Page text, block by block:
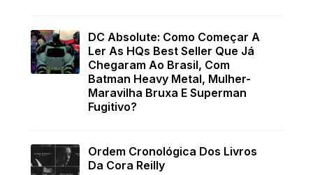
DC Absolute: Como Começar A
Ler As HQs Best Seller Que Já
Chegaram Ao Brasil, Com
Batman Heavy Metal, Mulher-
Maravilha Bruxa E Superman
Fugitivo?
Ordem Cronológica Dos Livros
Da Cora Reilly